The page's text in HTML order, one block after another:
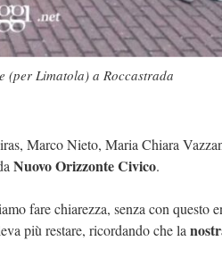
(per Limatola) a Roccastrada
Marco Nieto, Maria Chiara
Nuovo Orizzonte Civico.
fare chiarezza, senza con questo
più restare, ricordando che la